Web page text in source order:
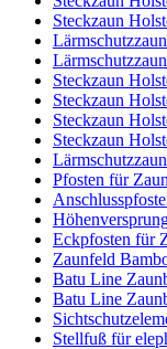
Steckzaun
Steckzaun
Steckzaun
Steckzaun
Steckzaun
Pfosten für
Eckpfosten für
Zaunfeld
Batu Line
Batu Line
Stellfuß für